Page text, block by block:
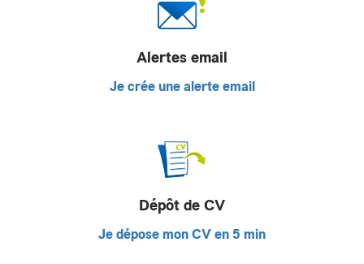
Alertes email
Je crée une alerte email
Dépôt de CV
Je dépose mon CV en 5 min